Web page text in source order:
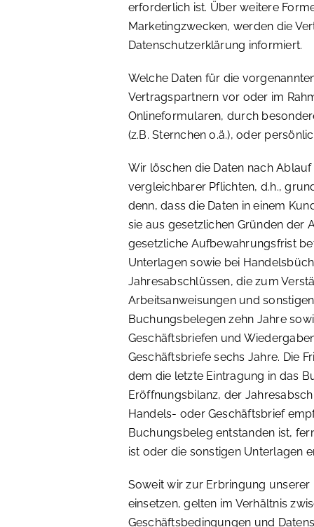
erforderlich ist. Über weitere
Marketingzwecken, werden die
Datenschutzerklärung informiert.
Welche Daten für die
Vertragspartnern vor oder im
Onlineformularen, durch
(z.B. Sternchen o.ä.), oder
Wir löschen die Daten nach
vergleichbarer Pflichten, d.h.,
denn, dass die Daten in einem
sie aus gesetzlichen Gründen der
gesetzliche Aufbewahrungsfrist
Unterlagen sowie bei
Jahresabschlüssen, die zum
Arbeitsanweisungen und
Buchungsbelegen zehn Jahre
Geschäftsbriefen und
Geschäftsbriefe sechs Jahre. Die
dem die letzte Eintragung in das
Eröffnungsbilanz, der
Handels- oder Geschäftsbrief
Buchungsbeleg entstanden ist,
ist oder die sonstigen Unterlagen
Soweit wir zur Erbringung
einsetzen, gelten im Verhältnis
Geschäftsbedingungen und